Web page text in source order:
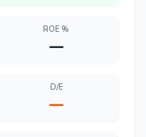
ROE %
—
D/E
—